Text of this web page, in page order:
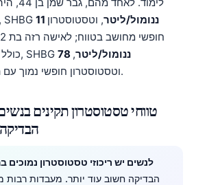
, SHBG 11 ננומול/ליטר, וטסטוסטרון
כולל, SHBG 78 ננומול/ליטר,
וטסטוסטרון חופשי נמוך עם תסמינים קלאסיים.
טווחי טסטוסטרון תקינים
לנשים יש ריכוזי טסטוסטרון נמוכים
הבדיקה חשוב עוד יותר. מעבדות